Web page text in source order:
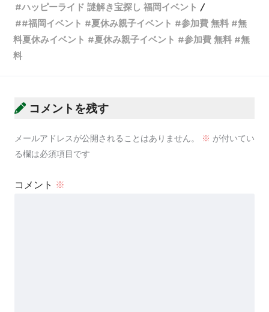
ハッピーライド 謎解き宝探し 福岡イベント
#福岡イベント #夏休み親子イベント #参加費 無料 #無
料夏休みイベント #夏休み親子イベント #参加費 無料 #無
料
コメントを残す
メールアドレスが公開されることはありません。 ※ が付いてい
る欄は必須項目です
コメント ※